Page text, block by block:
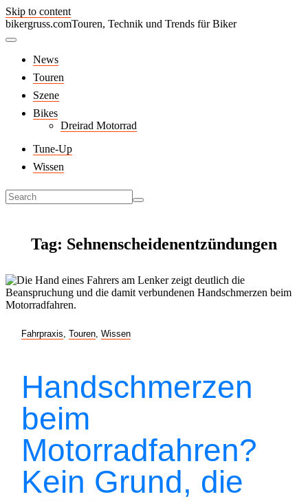
Skip to content
bikergruss.comTouren, Technik und Trends für Biker
News
Touren
Szene
Bikes
Dreirad Motorrad
Tune-Up
Wissen
Tag: Sehnenscheidenentzündungen
Fahrpraxis Touren Wissen
Handschmerzen
beim
Motorradfahren?
Kein Grund, die